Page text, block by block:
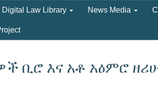
Digital Law Library News Media
ቢሮ እና አቶ አዕምሮ